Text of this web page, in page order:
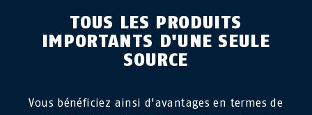
TOUS LES PRODUITS
IMPORTANTS D'UNE SEULE
SOURCE
Vous bénéficiez ainsi d'avantages en termes de